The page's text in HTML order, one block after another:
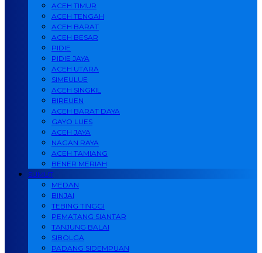
ACEH TIMUR
ACEH TENGAH
ACEH BARAT
ACEH BESAR
PIDIE
PIDIE JAYA
ACEH UTARA
SIMEULUE
ACEH SINGKIL
BIREUEN
ACEH BARAT DAYA
GAYO LUES
ACEH JAYA
NAGAN RAYA
ACEH TAMIANG
BENER MERIAH
SUMUT
MEDAN
BINJAI
TEBING TINGGI
PEMATANG SIANTAR
TANJUNG BALAI
SIBOLGA
PADANG SIDEMPUAN